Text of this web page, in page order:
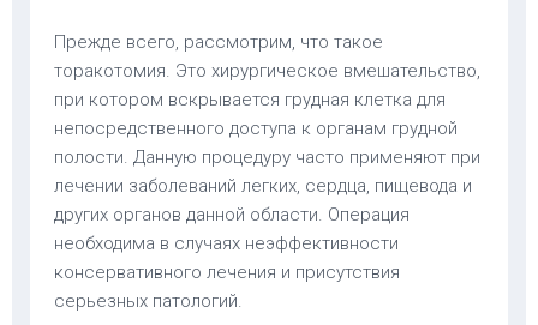
Прежде всего, рассмотрим, что такое
торакотомия. Это хирургическое вмешательство,
при котором вскрывается грудная клетка для
непосредственного доступа к органам грудной
полости. Данную процедуру часто применяют при
лечении заболеваний легких, сердца, пищевода и
других органов данной области. Операция
необходима в случаях неэффективности
консервативного лечения и присутствия
серьезных патологий.